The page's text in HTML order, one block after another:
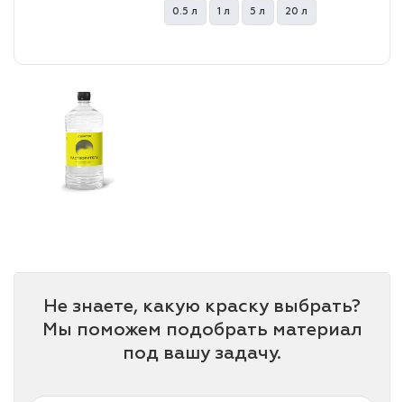
и эмали
0.5 л 1 л 5 л 20 л
Не знаете, какую краску выбрать?
Мы поможем подобрать материал
под вашу задачу.